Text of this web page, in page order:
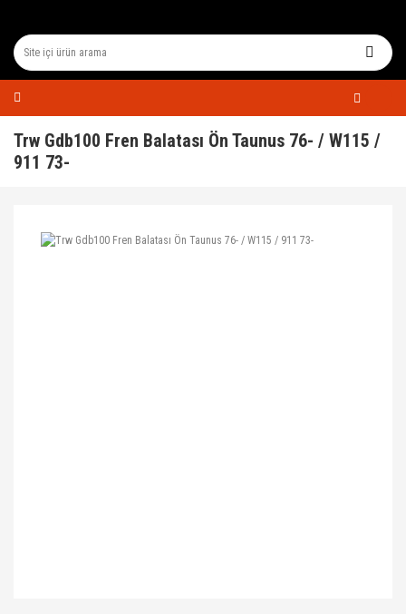
Trw Gdb100 Fren Balatası Ön Taunus 76- / W115 /
911 73-